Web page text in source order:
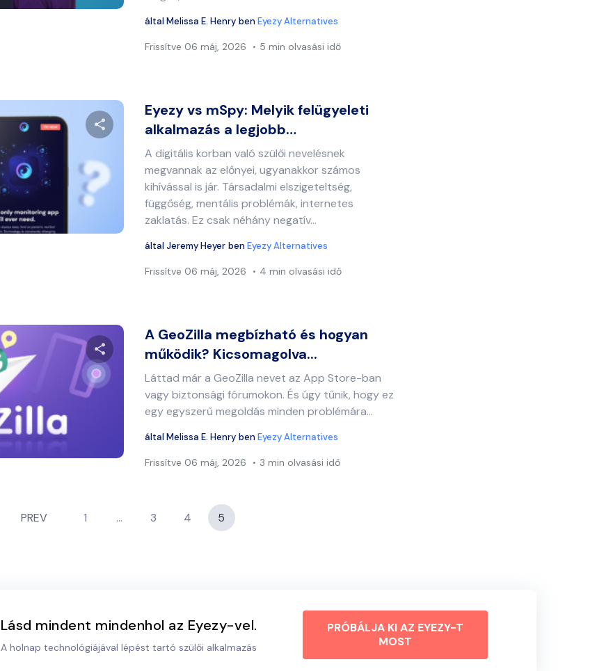
általMelissa E. Henry benEyezy Alternatives
Frissítve 06 máj, 2026 5 min olvasási idő
Ossza meg ezt a cikket
Facebook Link másolása
Eyezy vs mSpy: Melyik felügyeleti
alkalmazás a legjobb…
A digitális korban való szülői nevelésnek
megvannak az előnyei, ugyanakkor számos
kihívással is jár. Társadalmi elszigeteltség,
függőség, mentális problémák, internetes
zaklatás. Ez csak néhány negatív...
általJeremy Heyer benEyezy Alternatives
Frissítve 06 máj, 2026 4 min olvasási idő
Ossza meg ezt a cikket
Facebook Link másolása
A GeoZilla megbízható és hogyan
működik? Kicsomagolva...
Láttad már a GeoZilla nevet az App Store-ban
vagy biztonsági fórumokon. És úgy tűnik, hogy ez
egy egyszerű megoldás minden problémára...
általMelissa E. Henry benEyezy Alternatives
Frissítve 06 máj, 2026 3 min olvasási idő
PREV 1 … 3 4 5
Lásd mindent mindenhol az Eyezy-vel.
A holnap technológiájával lépést tartó szülői alkalmazás
PRÓBÁLJA KI AZ EYEZY-T
MOST